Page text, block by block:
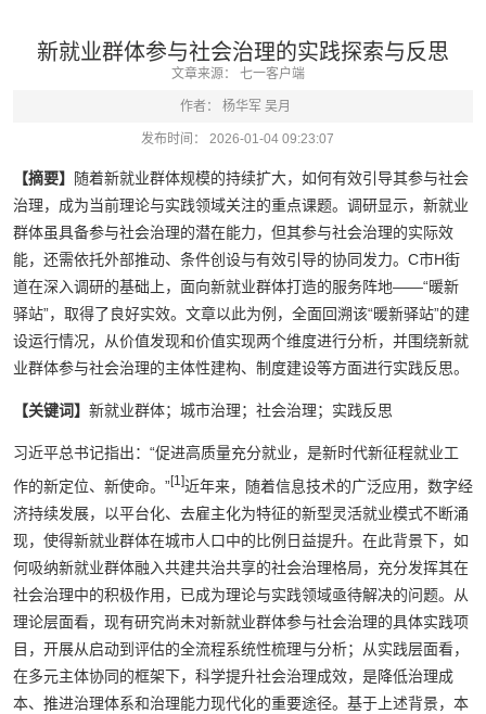
新就业群体参与社会治理的实践探索与反思
文章来源： 七一客户端
作者： 杨华军 吴月
发布时间： 2026-01-04 09:23:07
【摘要】
随着新就业群体规模的持续扩大，如何有效引导其参与社会
治理，成为当前理论与实践领域关注的重点课题。调研显示，新就业
群体虽具备参与社会治理的潜在能力，但其参与社会治理的实际效
能，还需依托外部推动、条件创设与有效引导的协同发力。C市H街
道在深入调研的基础上，面向新就业群体打造的服务阵地——“暖新
驿站”，取得了良好实效。文章以此为例，全面回溯该“暖新驿站”的建
设运行情况，从价值发现和价值实现两个维度进行分析，并围绕新就
业群体参与社会治理的主体性建构、制度建设等方面进行实践反思。
【关键词】 新就业群体；城市治理；社会治理；实践反思
习近平总书记指出：“促进高质量充分就业，是新时代新征程就业工
作的新定位、新使命。”[1]近年来，随着信息技术的广泛应用，数字经
济持续发展，以平台化、去雇主化为特征的新型灵活就业模式不断涌
现，使得新就业群体在城市人口中的比例日益提升。在此背景下，如
何吸纳新就业群体融入共建共治共享的社会治理格局，充分发挥其在
社会治理中的积极作用，已成为理论与实践领域亟待解决的问题。从
理论层面看，现有研究尚未对新就业群体参与社会治理的具体实践项
目，开展从启动到评估的全流程系统性梳理与分析；从实践层面看，
在多元主体协同的框架下，科学提升社会治理成效，是降低治理成
本、推进治理体系和治理能力现代化的重要途径。基于上述背景，本